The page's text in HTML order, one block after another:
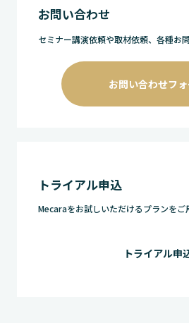
お問い合わせ
セミナー講演依頼や取材依頼、各種お
お問い合わせフ
トライアル申込
Mecaraをお試しいただけるプランをご
トライアル申